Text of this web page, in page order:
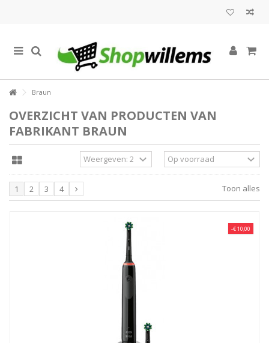
Braun
OVERZICHT VAN PRODUCTEN VAN
FABRIKANT BRAUN
Toon alles
1 2 3 4
-€ 10,00